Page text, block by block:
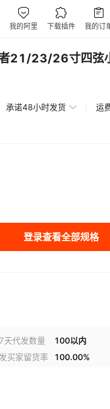
21/23/26寸四弦
承诺48小时发货 运
登录查看全部规格
天代发数量 100以内
买家留货率 100.00%